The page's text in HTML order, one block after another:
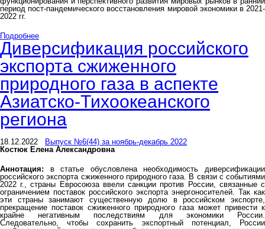
период пост-пандемического восстановления мировой экономики в 2021-
2022 гг.
Подробнее
Диверсификация российского
экспорта сжиженного
природного газа в аспекте
Азиатско-Тихоокеанского
региона
18.12.2022
Выпуск №6(44) за ноябрь-декабрь 2022
Костюк Елена Александровна
Аннотация: в статье обусловлена необходимость диверсификации
российского экспорта сжиженного природного газа. В связи с событиями
2022 г., страны Евросоюза ввели санкции против России, связанные с
ограничением поставок российского экспорта энергоносителей. Так как
эти страны занимают существенную долю в российском экспорте,
прекращение поставок сжиженного природного газа может привести к
крайне негативным последствиям для экономики России.
Следовательно, чтобы сохранить экспортный потенциал, России